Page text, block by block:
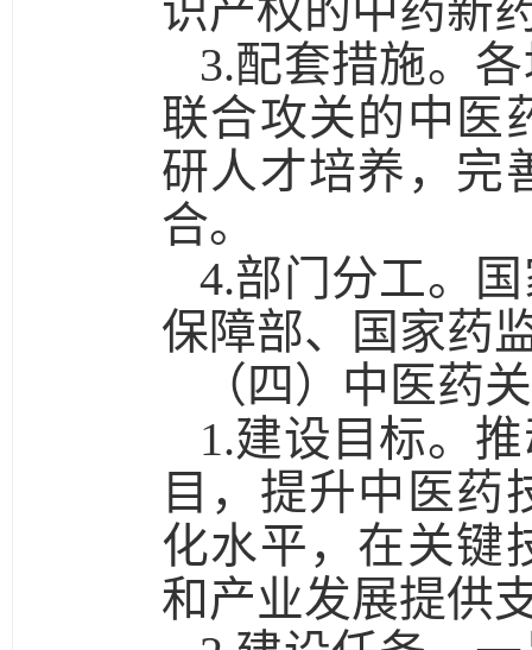
识产权的中药新
3.配套措施。
联合攻关的中医
研人才培养，完
合。
4.部门分工。
保障部、国家药
（四）中医药
1.建设目标。
目，提升中医药
化水平，在关键
和产业发展提供